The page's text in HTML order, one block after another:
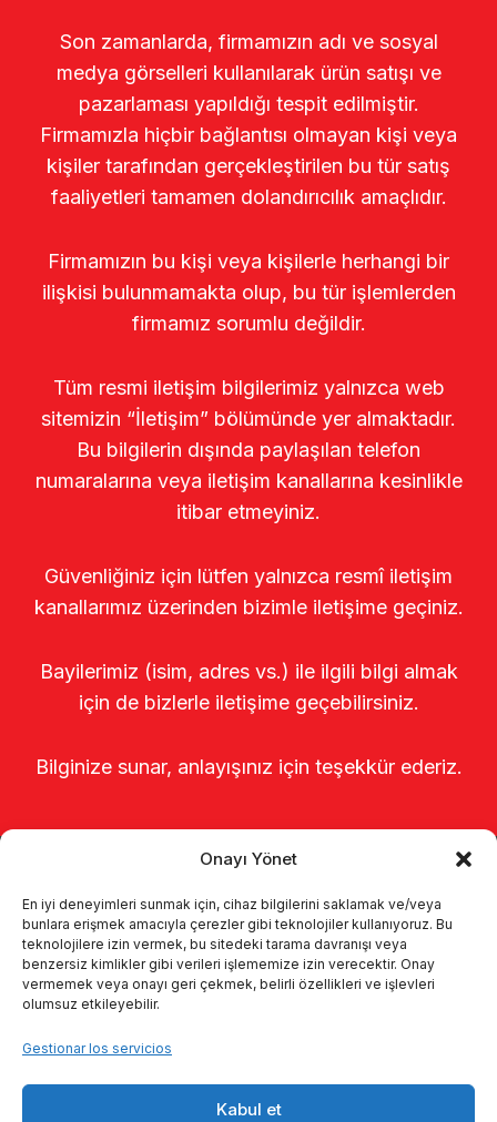
Onayı Yönet
En iyi deneyimleri sunmak için, cihaz bilgilerini saklamak ve/veya
bunlara erişmek amacıyla çerezler gibi teknolojiler kullanıyoruz. Bu
teknolojilere izin vermek, bu sitedeki tarama davranışı veya
benzersiz kimlikler gibi verileri işlememize izin verecektir. Onay
vermemek veya onayı geri çekmek, belirli özellikleri ve işlevleri
olumsuz etkileyebilir.
Gestionar los servicios
Kabul et
Son zamanlarda, firmamızın adı ve sosyal
medya görselleri kullanılarak ürün satışı ve
pazarlaması yapıldığı tespit edilmiştir.
Firmamızla hiçbir bağlantısı olmayan kişi veya
kişiler tarafından gerçekleştirilen bu tür satış
faaliyetleri tamamen dolandırıcılık amaçlıdır.
Firmamızın bu kişi veya kişilerle herhangi bir
ilişkisi bulunmamakta olup, bu tür işlemlerden
firmamız sorumlu değildir.
Tüm resmi iletişim bilgilerimiz yalnızca web
sitemizin “İletişim” bölümünde yer almaktadır.
Bu bilgilerin dışında paylaşılan telefon
numaralarına veya iletişim kanallarına kesinlikle
itibar etmeyiniz.
Güvenliğiniz için lütfen yalnızca resmî iletişim
kanallarımız üzerinden bizimle iletişime geçiniz.
Bayilerimiz (isim, adres vs.) ile ilgili bilgi almak
için de bizlerle iletişime geçebilirsiniz.
Bilginize sunar, anlayışınız için teşekkür ederiz.
Página de inicio
Sobre nosotros
Comunicación